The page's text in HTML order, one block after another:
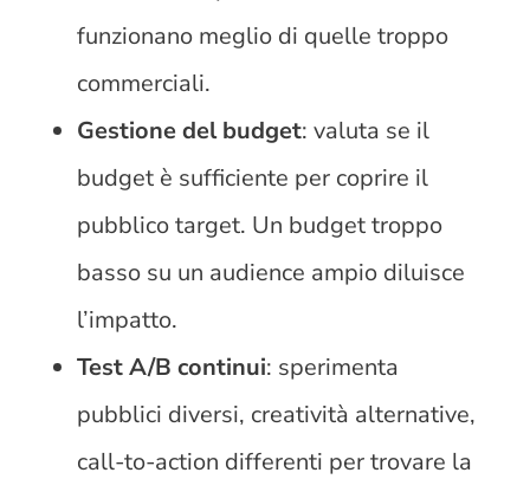
funzionano meglio di quelle troppo
commerciali.
Gestione del budget: valuta se il
budget è sufficiente per coprire il
pubblico target. Un budget troppo
basso su un audience ampio diluisce
l’impatto.
Test A/B continui: sperimenta
pubblici diversi, creatività alternative,
call-to-action differenti per trovare la